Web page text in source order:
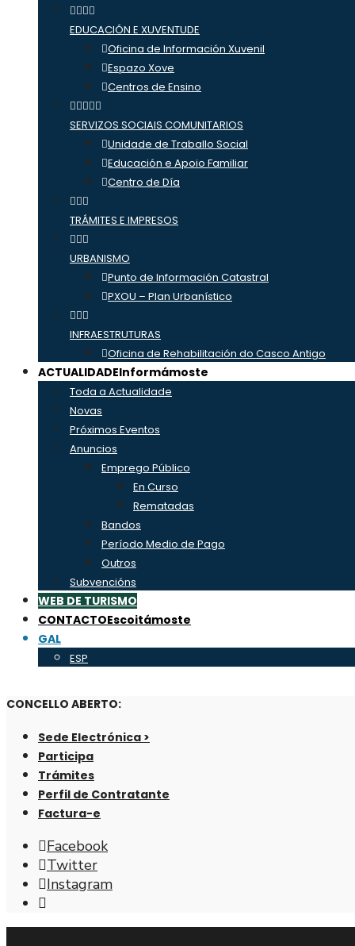
EDUCACIÓN E XUVENTUDE
Oficina de Información Xuvenil
Espazo Xove
Centros de Ensino
SERVIZOS SOCIAIS COMUNITARIOS
Unidade de Traballo Social
Educación e Apoio Familiar
Centro de Día
TRÁMITES E IMPRESOS
URBANISMO
Punto de Información Catastral
PXOU – Plan Urbanístico
INFRAESTRUTURAS
Oficina de Rehabilitación do Casco Antigo
ACTUALIDADEInformámoste
Toda a Actualidade
Novas
Próximos Eventos
Anuncios
Emprego Público
En Curso
Rematadas
Bandos
Período Medio de Pago
Outros
Subvencións
WEB DE TURISMO
CONTACTOEscoitámoste
GAL
ESP
CONCELLO ABERTO:
Sede Electrónica >
Participa
Trámites
Perfil de Contratante
Factura-e
Facebook
Twitter
Instagram